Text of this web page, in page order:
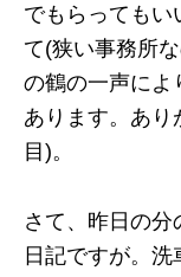
でもらってもい
て(狭い事務所
の鶴の一声によ
あります。あり
目)。
さて、昨日の
日記ですが。